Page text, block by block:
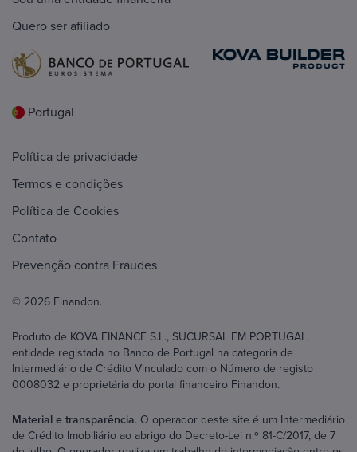
Quero ser afiliado
Portugal
Política de privacidade
Termos e condições
Política de Cookies
Contato
Prevenção contra Fraudes
© 2026 Finandon.
Produto de KOVA FINANCE S.L., SUCURSAL EM PORTUGAL,
entidade registada no Banco de Portugal na categoria de
Intermediário de Crédito Vinculado com o Número de registo
0008032 e proprietária do portal financeiro Finandon.
Material e transparência. O operador deste site é um Intermediário
de Crédito Imobiliário ao abrigo do Decreto-Lei n.º 81-C/2017, de 7